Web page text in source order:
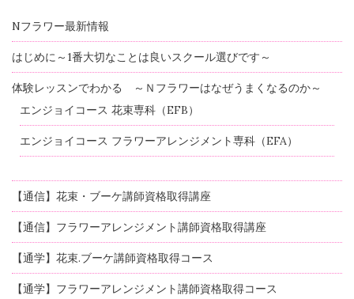
Nフラワー最新情報
はじめに～1番大切なことは良いスクール選びです～
体験レッスンでわかる ～Ｎフラワーはなぜうまくなるのか～
エンジョイコース 花束専科（EFB）
エンジョイコース フラワーアレンジメント専科（EFA）
【通信】花束・ブーケ講師資格取得講座
【通信】フラワーアレンジメント講師資格取得講座
【通学】花束.ブーケ講師資格取得コース
【通学】フラワーアレンジメント講師資格取得コース